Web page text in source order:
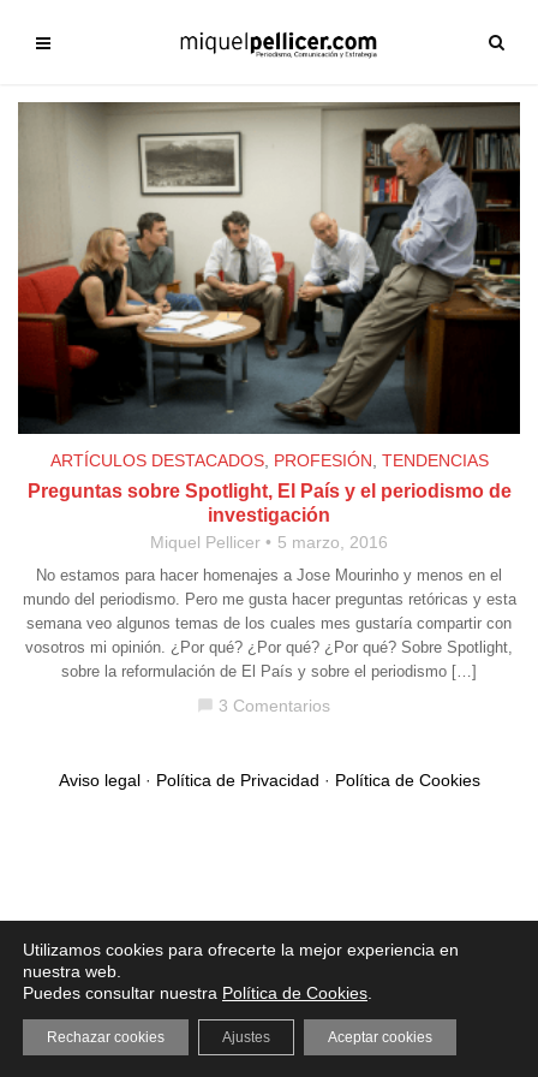
ARTÍCULOS DESTACADOS, PROFESIÓN TENDENCIAS
Preguntas sobre Spotlight, El País y el periodismo de
investigación
Miquel Pellicer 5 marzo, 2016
No estamos para hacer homenajes a Jose Mourinho y menos en el
mundo del periodismo. Pero me gusta hacer preguntas retóricas y esta
semana veo algunos temas de los cuales mes gustaría compartir con
vosotros mi opinión. ¿Por qué? ¿Por qué? ¿Por qué? Sobre Spotlight,
sobre la reformulación de El País y sobre el periodismo […]
chat_bubble 3 Comentarios
Aviso legal· Política de Privacidad · Política de Cookies
Utilizamos cookies para ofrecerte la mejor experiencia en
nuestra web.
Puedes consultar nuestra Política de Cookies
Aceptar cookies
Rechazar cookies Ajustes